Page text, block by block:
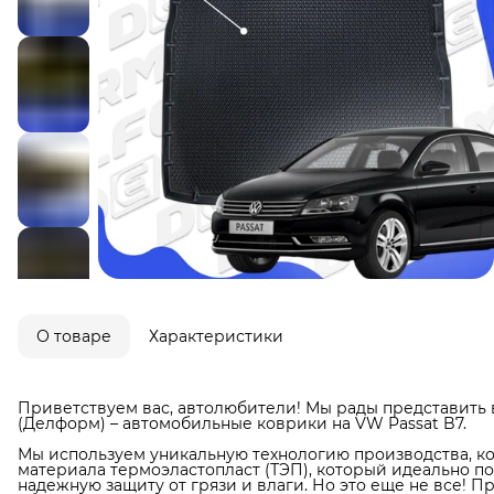
О товаре Характеристики
Приветствуем вас, автолюбители! Мы рады
(Делформ) – автомобильные коврики на VW Passat B7.
Мы используем уникальную технологию производства,
материала термоэластопласт (ТЭП), который идеально
надежную защиту от грязи и влаги. Но это еще не все!